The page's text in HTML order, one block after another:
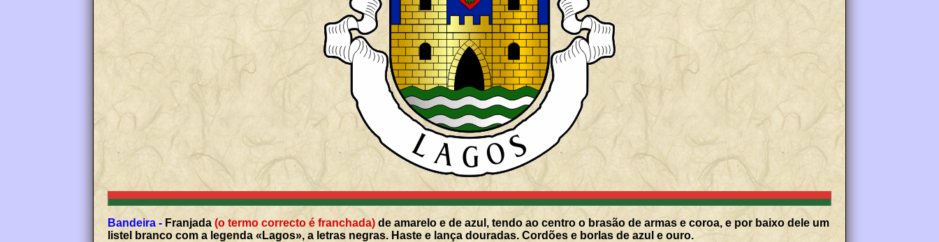
Bandeira - Franjada(o termo correcto é franchada) de amarelo e de azul, tendo ao centro o brasão de armas e coroa, e por baixo dele um
listel branco com a legenda «Lagos», a letras negras. Haste e lança douradas. Cordões e borlas de azul e ouro.